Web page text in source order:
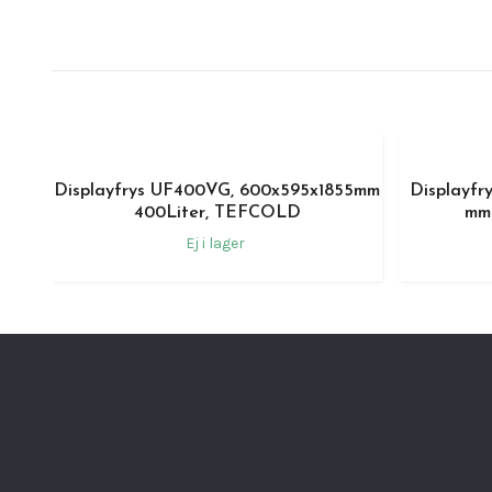
Displayfrys UF400VG, 600x595x1855mm
400Liter, TEFCOLD
Ej i lager